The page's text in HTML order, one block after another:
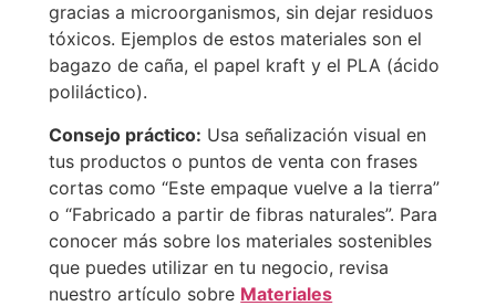
gracias a microorganismos, sin dejar residuos
tóxicos. Ejemplos de estos materiales son el
bagazo de caña, el papel kraft y el PLA (ácido
poliláctico).
Consejo práctico: Usa señalización visual en
tus productos o puntos de venta con frases
cortas como “Este empaque vuelve a la tierra”
o “Fabricado a partir de fibras naturales”. Para
conocer más sobre los materiales sostenibles
que puedes utilizar en tu negocio, revisa
nuestro artículo sobre Materiales